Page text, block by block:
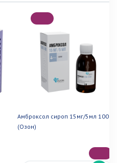
Амброксол сироп 15мг/5мл 100мл
(Озон)